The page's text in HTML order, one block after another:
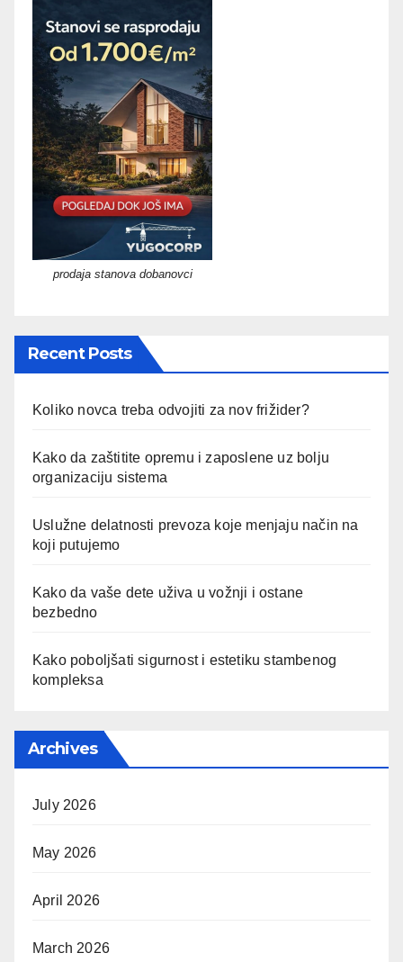
prodaja stanova dobanovci
Recent Posts
Koliko novca treba odvojiti za nov frižider?
Kako da zaštitite opremu i zaposlene uz bolju
organizaciju sistema
Uslužne delatnosti prevoza koje menjaju način na
koji putujemo
Kako da vaše dete uživa u vožnji i ostane
bezbedno
Kako poboljšati sigurnost i estetiku stambenog
kompleksa
Archives
July 2026
May 2026
April 2026
March 2026